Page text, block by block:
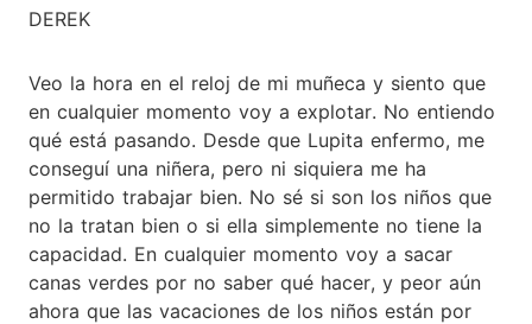
DEREK
Veo la hora en el reloj de mi muñeca y siento que
en cualquier momento voy a explotar. No entiendo
qué está pasando. Desde que Lupita enfermo, me
conseguí una niñera, pero ni siquiera me ha
permitido trabajar bien. No sé si son los niños que
no la tratan bien o si ella simplemente no tiene la
capacidad. En cualquier momento voy a sacar
canas verdes por no saber qué hacer, y peor aún
ahora que las vacaciones de los niños están por